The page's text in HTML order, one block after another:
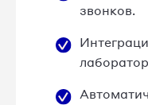
звонков.